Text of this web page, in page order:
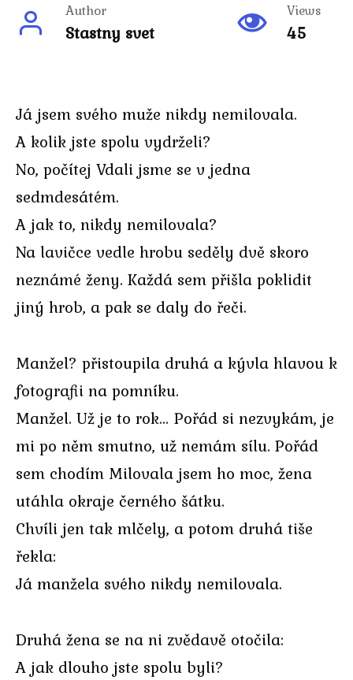
Author
Stastny svet
Views
45
Já jsem svého muže nikdy nemilovala.
A kolik jste spolu vydrželi?
No, počítej Vdali jsme se v jedna
sedmdesátém.
A jak to, nikdy nemilovala?
Na lavičce vedle hrobu seděly dvě skoro
neznámé ženy. Každá sem přišla poklidit
jiný hrob, a pak se daly do řeči.
Manžel? přistoupila druhá a kývla hlavou k
fotografii na pomníku.
Manžel. Už je to rok… Pořád si nezvykám, je
mi po něm smutno, už nemám sílu. Pořád
sem chodím Milovala jsem ho moc, žena
utáhla okraje černého šátku.
Chvíli jen tak mlčely, a potom druhá tiše
řekla:
Já manžela svého nikdy nemilovala.
Druhá žena se na ni zvědavě otočila:
A jak dlouho jste spolu byli?